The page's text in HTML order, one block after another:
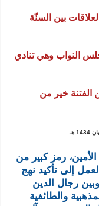
بين السنّة
لمجلس النواب وهي تنادي
الفتنة خير من
رمز كبير من
إلى تأكيد نهج
رجال الدين
والطائفية